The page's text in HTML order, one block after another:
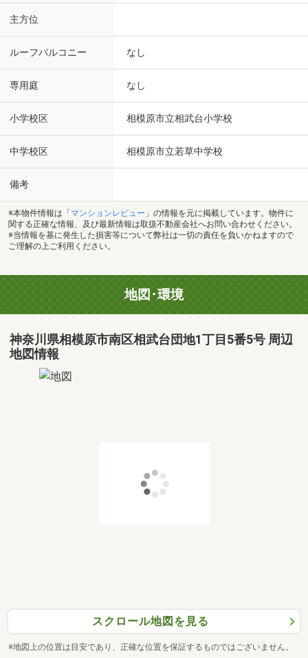
主方位
ルーフバルコニー なし
専用庭 なし
小学校区 相模原市立相武台小学校
中学校区 相模原市立若草中学校
備考
※本物件情報は「 マンションレビュー 」の情報を元に掲載しています。物件に
関する正確な情報、及び最新情報は取扱不動産会社へお問い合わせください。
※当情報を基に発生した損害等について弊社は一切の責任を負いかねますので
ご理解の上ご利用ください。
地図･環境
神奈川県相模原市南区相武台団地1丁目5番5号 周辺
地図情報
スクロール地図を見る
※地図上の位置は目安であり、正確な位置を保証するものではございません。